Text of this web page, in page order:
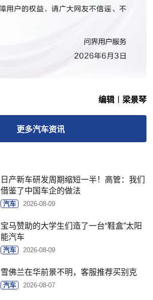
编辑︱梁景琴
更多汽车资讯
日产新车研发周期缩短一半！高管：我们
借鉴了中国车企的做法
汽车 2026-08-09
宝马赞助的大学生们造了一台“鞋盒”太阳
能汽车
汽车 2026-08-09
雪佛兰在华前景不明，客服推荐买别克
汽车 2026-08-07